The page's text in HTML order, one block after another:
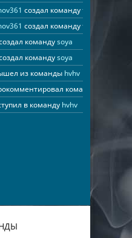
создал командуtumir
создал командуtumir
командуsoya
командуsoya
из команды hvhv
команду
в команду hvhv